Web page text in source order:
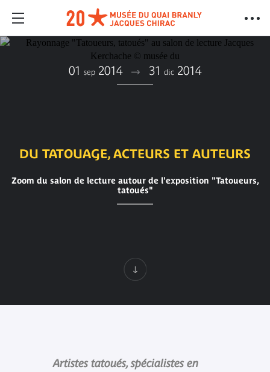
01 sep 2014 31 dic 2014
DU TATOUAGE, ACTEURS ET AUTEURS
Zoom du salon de lecture autour de l'exposition "Tatoueurs,
tatoués"
Artistes tatoués, spécialistes en